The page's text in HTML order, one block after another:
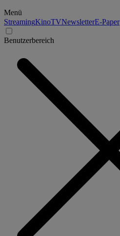
Menü
StreamingKinoTVNewsletterE-Paper
Benutzerbereich